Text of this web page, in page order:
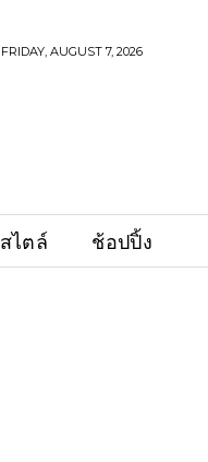
FRIDAY, AUGUST 7, 2026
สไตล์ ช้อปปิ้ง